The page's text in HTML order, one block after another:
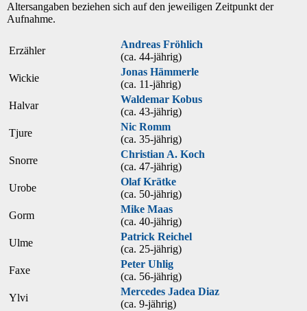
Altersangaben beziehen sich auf den jeweiligen Zeitpunkt der
Aufnahme.
Erzähler
Andreas Fröhlich
(ca. 44‑jährig)
Wickie
Jonas Hämmerle
(ca. 11‑jährig)
Halvar
Waldemar Kobus
(ca. 43‑jährig)
Tjure
Nic Romm
(ca. 35‑jährig)
Snorre
Christian A. Koch
(ca. 47‑jährig)
Urobe
Olaf Krätke
(ca. 50‑jährig)
Gorm
Mike Maas
(ca. 40‑jährig)
Ulme
Patrick Reichel
(ca. 25‑jährig)
Faxe
Peter Uhlig
(ca. 56‑jährig)
Ylvi
Mercedes Jadea Diaz
(ca. 9‑jährig)